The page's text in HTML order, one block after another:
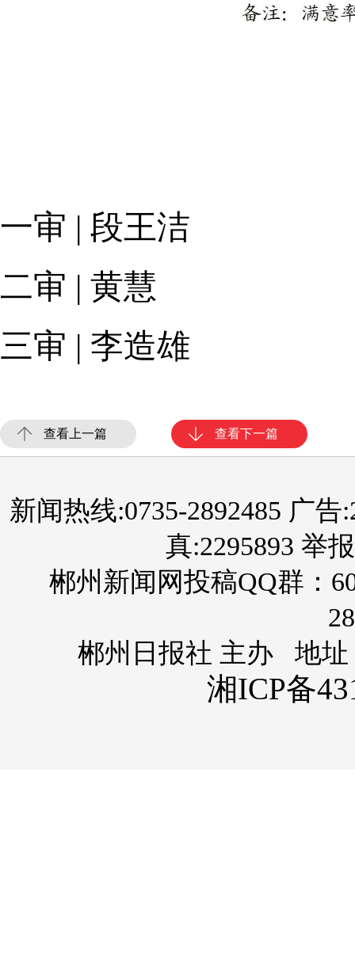
一审 | 段王洁
二审 | 黄慧
三审 | 李造雄
查看上一篇 查看下一篇
新闻热线:0735-2892485 广告
真:2295893 举
郴州新闻网投稿QQ群：
郴州日报社 主办 地址
湘ICP备